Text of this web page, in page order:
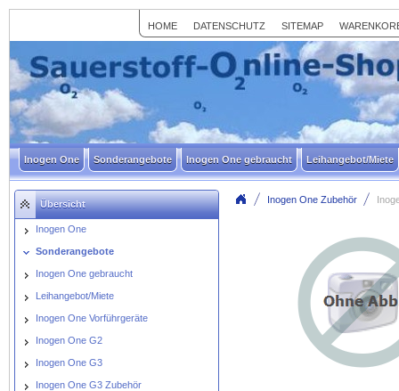
HOME DATENSCHUTZ SITEMAP
Inogen One Sonderangebote Inogen One gebraucht Leihangebot/Miete
Übersicht
Inogen One
Sonderangebote
Inogen One gebraucht
Leihangebot/Miete
Inogen One Vorführgeräte
Inogen One G2
Inogen One G3
Inogen One G3 Zubehör
Inogen One Zubehör